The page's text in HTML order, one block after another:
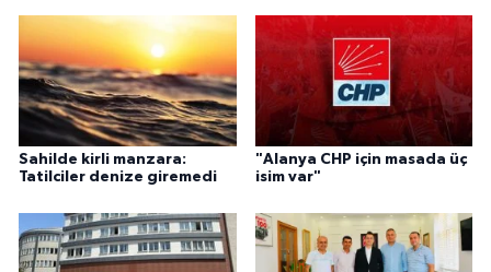
Sahilde kirli manzara:
Tatilciler denize giremedi
"Alanya CHP için masada üç
isim var"